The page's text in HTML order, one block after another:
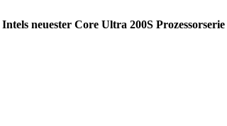
Intels neuester Core Ultra 200S Prozessorserie